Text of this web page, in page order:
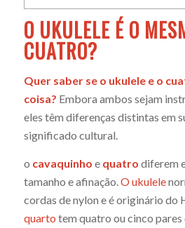
O UKULELE É O
CUATRO?
Quer saber se o ukulele e o
coisa? Embora ambos sejam
eles têm diferenças distintas em
significado cultural.
o cavaquinho e quatro diferem
tamanho e afinação. O ukulele
cordas de nylon e é originário do
quarto tem quatro ou cinco pares